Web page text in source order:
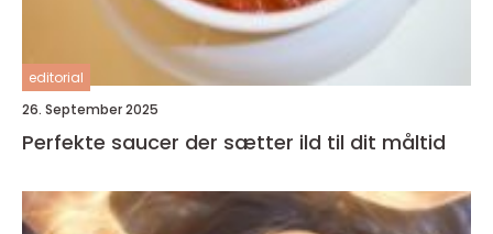
editorial
26. September 2025
Perfekte saucer der sætter ild til dit måltid